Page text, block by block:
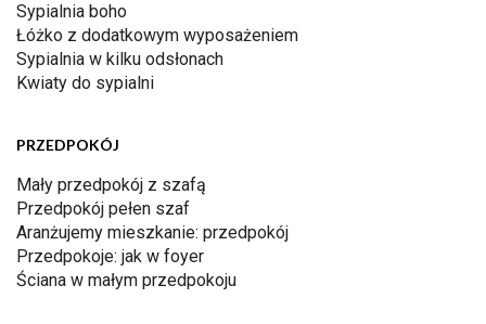
Sypialnia boho
Łóżko z dodatkowym wyposażeniem
Sypialnia w kilku odsłonach
Kwiaty do sypialni
PRZEDPOKÓJ
Mały przedpokój z szafą
Przedpokój pełen szaf
Aranżujemy mieszkanie: przedpokój
Przedpokoje: jak w foyer
Ściana w małym przedpokoju